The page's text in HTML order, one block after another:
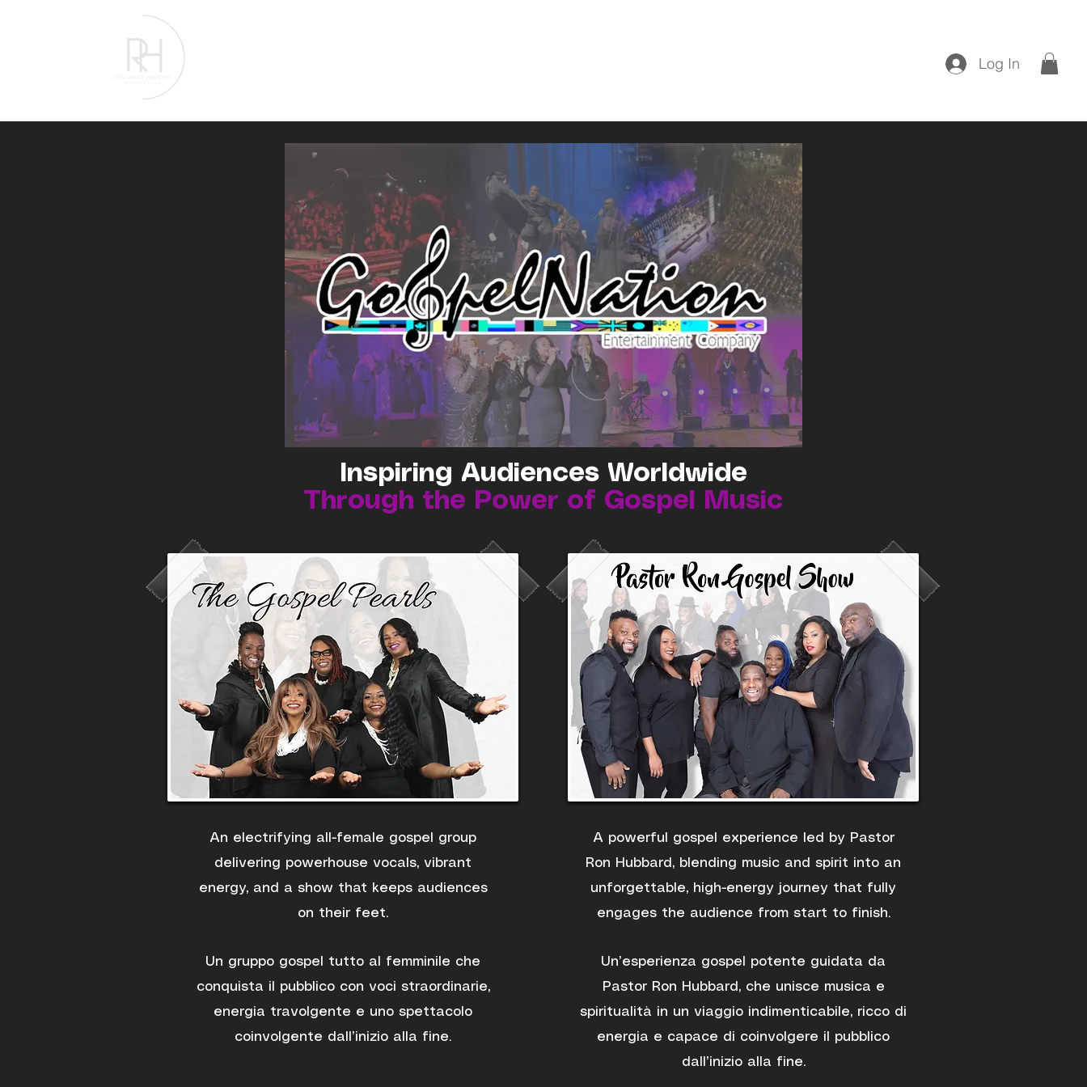
Log In
Inspiring Audiences Worldwide
Through the Power of Gospel Music
An electrifying all-female gospel group
delivering powerhouse vocals, vibrant
energy, and a show that keeps audiences
on their feet.
Un gruppo gospel tutto al femminile che
conquista il pubblico con voci straordinarie,
energia travolgente e uno spettacolo
coinvolgente dall’inizio alla fine.
A powerful gospel experience led by Pastor
Ron Hubbard, blending music and spirit into an
unforgettable, high-energy journey that fully
engages the audience from start to finish.
Un’esperienza gospel potente guidata da
Pastor Ron Hubbard, che unisce musica e
spiritualità in un viaggio indimenticabile, ricco di
energia e capace di coinvolgere il pubblico
dall’inizio alla fine.